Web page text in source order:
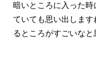
暗いところに入った
ていても思い出しま
るところがすごいなと